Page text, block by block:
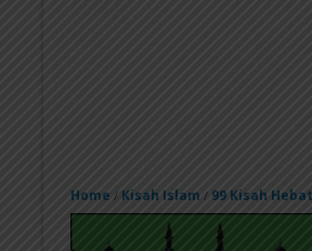
Home / Kisah Islam / 99 Kisah